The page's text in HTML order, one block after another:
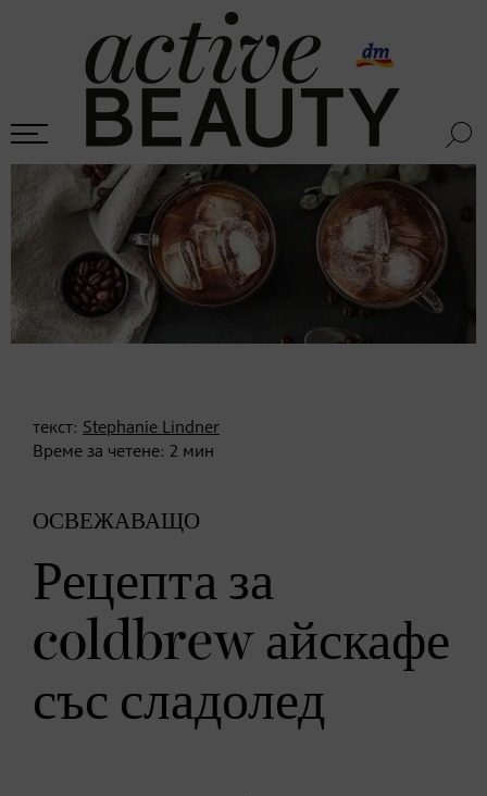
текст: Stephanie Lindner
Време за четене: 2 мин
ОСВЕЖАВАЩО
Рецепта за
coldbrew айскафе
със сладолед